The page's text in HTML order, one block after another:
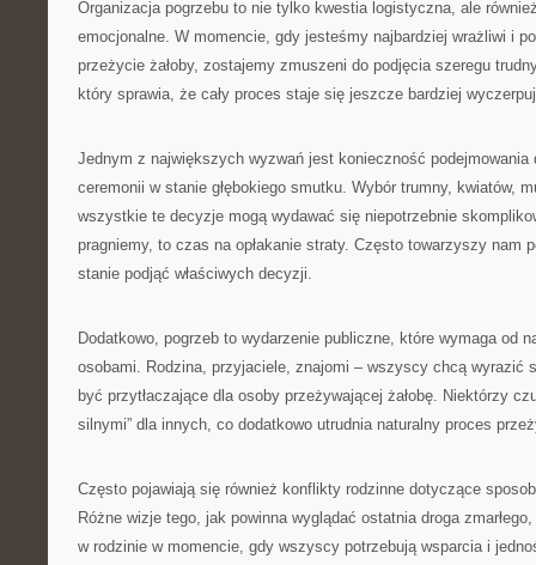
Organizacja pogrzebu to nie tylko kwestia logistyczna, ale
emocjonalne. W momencie, gdy jesteśmy najbardziej wrażliwi i
przeżycie żałoby, zostajemy zmuszeni do podjęcia szeregu
który sprawia, że cały proces staje się jeszcze bardziej
Jednym z największych wyzwań jest konieczność
ceremonii w stanie głębokiego smutku. Wybór trumny, kwiatów,
wszystkie te decyzje mogą wydawać się niepotrzebnie
pragniemy, to czas na opłakanie straty. Często towarzyszy nam
stanie podjąć właściwych decyzji.
Dodatkowo, pogrzeb to wydarzenie publiczne, które wymaga od
osobami. Rodzina, przyjaciele, znajomi – wszyscy chcą wyrazić
być przytłaczające dla osoby przeżywającej żałobę. Niektórzy
silnymi” dla innych, co dodatkowo utrudnia naturalny proces
Często pojawiają się również konflikty rodzinne dotyczące
Różne wizje tego, jak powinna wyglądać ostatnia droga
w rodzinie w momencie, gdy wszyscy potrzebują wsparcia i